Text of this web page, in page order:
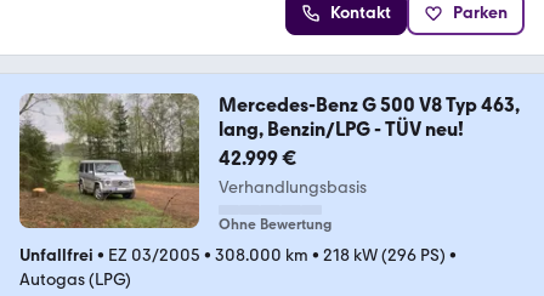
Kontakt Parken
Mercedes-Benz G 500 V8 Typ 463,
lang, Benzin/LPG - TÜV neu!
42.999 €
Verhandlungsbasis
Ohne Bewertung
Unfallfrei • EZ 03/2005 • 308.000 km • 218 kW (296 PS) •
Autogas (LPG)